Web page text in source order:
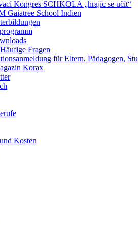
Kongres SCHKOLA „hrajíc se učít“
Gaiatree School Indien
Fragen
für Eltern, Pädagogen,
Korax
Kosten